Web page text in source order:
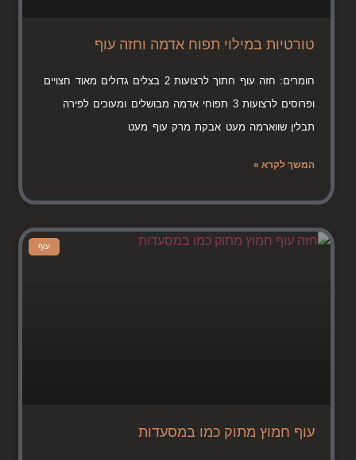
טורטיות במילוי תפוח אדמה וחזה עוף
חומרים: חזה עוף חתוך לרצועות 2 בצלים גדולים מאוד חצויים
ופרוסים לרצועות 3 תפוחי אדמה מבושלים ומעוכים לפירה
תבלין שווארמה מעט אבקת מרק עוף מעט
המשך לקרא »
עוף
עוף חמוץ מתוק כמו במסעדות